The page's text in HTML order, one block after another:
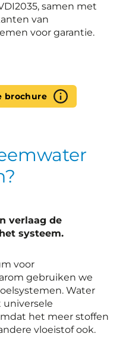
samen met
van
voor garantie.
brochure
verlaag de
systeem.
voor
gebruiken we
Water
het meer stoffen
vloeistof ook.